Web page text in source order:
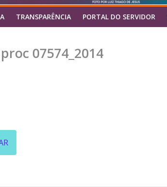
TRANSPARÊNCIA PORTAL DO SERVIDOR
07574_2014